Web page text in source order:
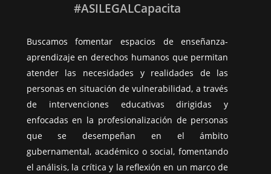
#ASILEGALCapacita
Buscamos fomentar espacios de enseñanza-
aprendizaje en derechos humanos que permitan
atender las necesidades y realidades de las
personas en situación de vulnerabilidad, a través
de intervenciones educativas dirigidas y
enfocadas en la profesionalización de personas
que se desempeñan en el ámbito
gubernamental, académico o social, fomentando
el análisis, la crítica y la reflexión en un marco de